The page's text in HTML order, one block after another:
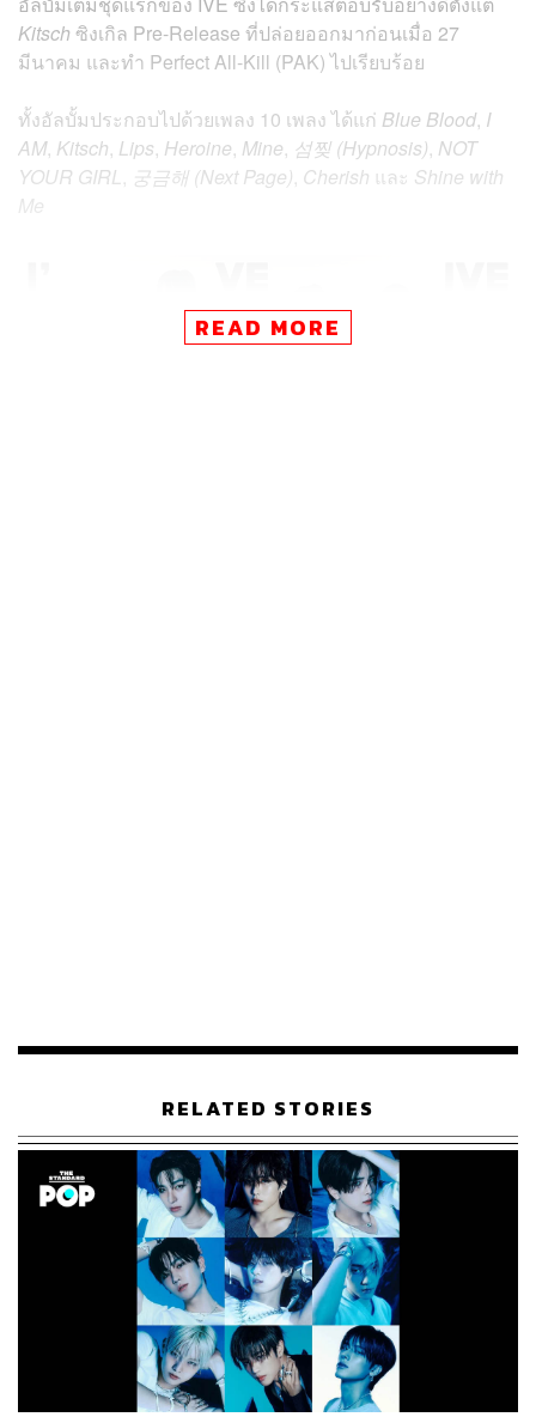
Kitsch ซิงเกิล Pre-Release ที่ปล่อยออกมาก่อนเมื่อ 27
มีนาคม และทำ Perfect All-Kill (PAK) ไปเรียบร้อย
ทั้งอัลบั้มประกอบไปด้วยเพลง 10 เพลง ได้แก่ Blue Blood, I
AM, Kitsch, Lips, Heroine, Mine, 섬찢 (Hypnosis), NOT
YOUR GIRL, 궁금해 (Next Page), Cherish และ Shine with
Me
อลังการและข้อความที่ว่า ‘มาค้นพบตัวฉันที่แตกต่างไปจาก
อิสระของ IVE อีกครั้ง
ผลงานก่อนหน้านี้ ไม่ว่าจะเป็นELEVEN,LOVE DIVE
After LIKE
ต่างสร้างปรากฏการณ์ให้กับวงการ K-Pop มา
ตลอดทุกเพลง และพาให้พวกเธอคว้ารางวัลมากมายมาครอง
เช่น Song of the Year (Digital Daesang) จากเวที Golden
Disc Awards ครั้งที่ 37 ที่เพิ่งจัดขึ้นในประเทศไทยเมื่อต้นปีที่
รับชมมิวสิกวิดีโอได้ที่นี่:
READ MORE
RELATED STORIES